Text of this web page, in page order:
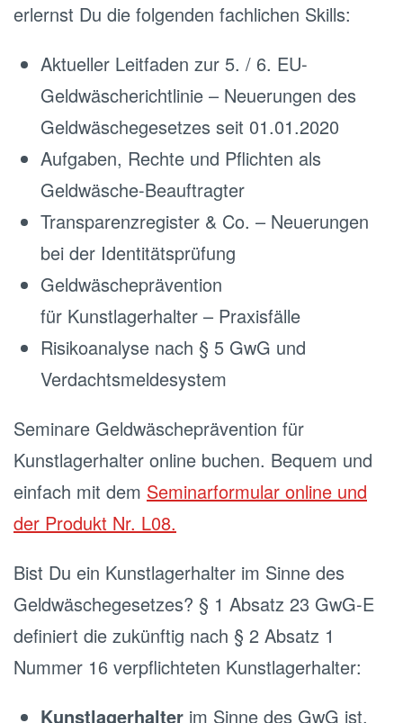
erlernst Du die folgenden fachlichen Skills:
Aktueller Leitfaden zur 5. / 6. EU-
Geldwäscherichtlinie – Neuerungen des
Geldwäschegesetzes seit 01.01.2020
Aufgaben, Rechte und Pflichten als
Geldwäsche-Beauftragter
Transparenzregister & Co. – Neuerungen
bei der Identitätsprüfung
Geldwäscheprävention
für Kunstlagerhalter – Praxisfälle
Risikoanalyse nach § 5 GwG und
Verdachtsmeldesystem
Seminare Geldwäscheprävention für
Kunstlagerhalter online buchen. Bequem und
einfach mit dem Seminarformular online und
der Produkt Nr. L08.
Bist Du ein Kunstlagerhalter im Sinne des
Geldwäschegesetzes? § 1 Absatz 23 GwG-E
definiert die zukünftig nach § 2 Absatz 1
Nummer 16 verpflichteten Kunstlagerhalter:
Kunstlagerhalter im Sinne des GwG ist,